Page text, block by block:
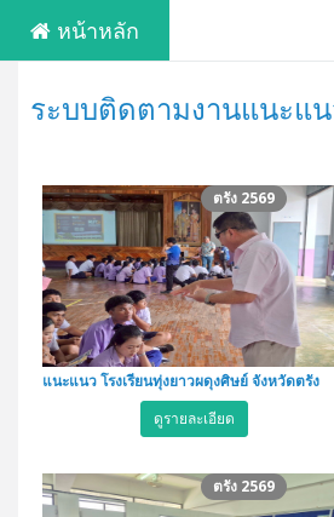
หน้าหลัก
ระบบติดตามงานแนะแ
ตรัง 2569
แนะแนว โรงเรียนทุ่งยาวผดุงศิษย์ จังหวัดตรัง
ดูรายละเอียด
ตรัง 2569